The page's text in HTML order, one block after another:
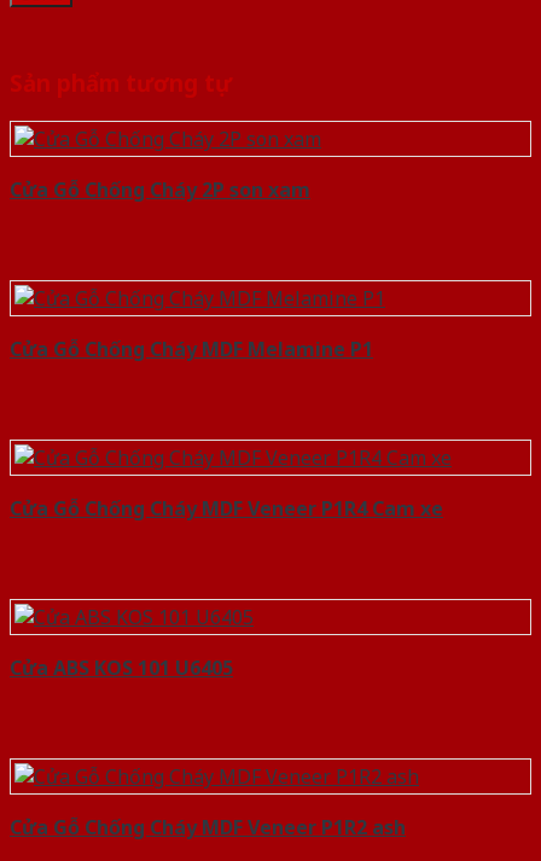
Sản phẩm tương tự
Cửa Gỗ Chống Cháy 2P son xam
Cửa Gỗ Chống Cháy MDF Melamine P1
Cửa Gỗ Chống Cháy MDF Veneer P1R4 Cam xe
Cửa ABS KOS 101 U6405
Cửa Gỗ Chống Cháy MDF Veneer P1R2 ash